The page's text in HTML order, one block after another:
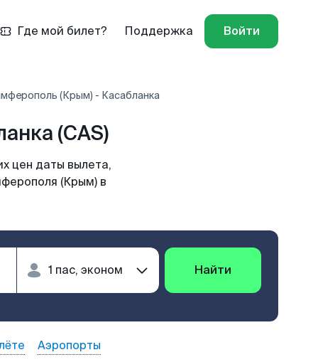
Где мой билет? Поддержка Войти
(Крым) - Касабланка
(CAS)
цен даты вылета,
(Крым) в
Найти
Аэропорты